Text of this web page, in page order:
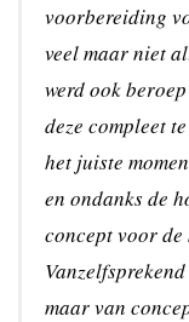
voorbereiding
veel maar niet
werd ook
deze compleet
het juiste
en ondanks de
concept voor
maar van